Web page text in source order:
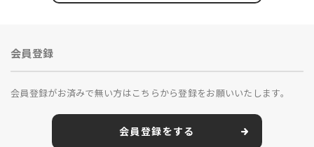
会員登録
会員登録がお済みで無い方はこちらから登録をお願いいたします。
会員登録をする